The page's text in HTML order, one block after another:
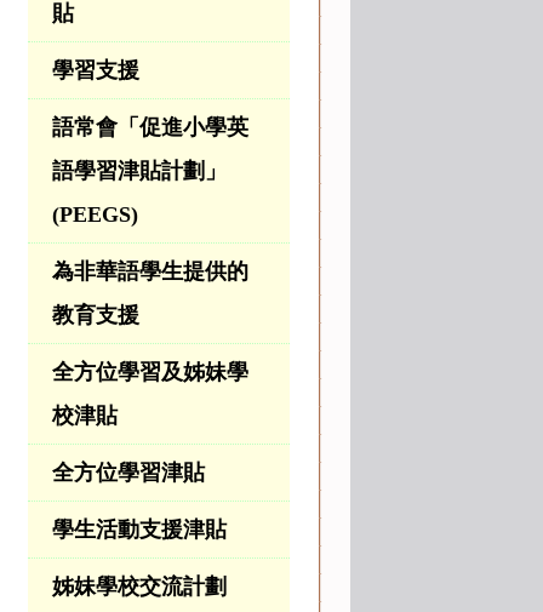
貼
學習支援
語常會「促進小學英
語學習津貼計劃」
(PEEGS)
為非華語學生提供的
教育支援
全方位學習及姊妹學
校津貼
全方位學習津貼
學生活動支援津貼
姊妹學校交流計劃